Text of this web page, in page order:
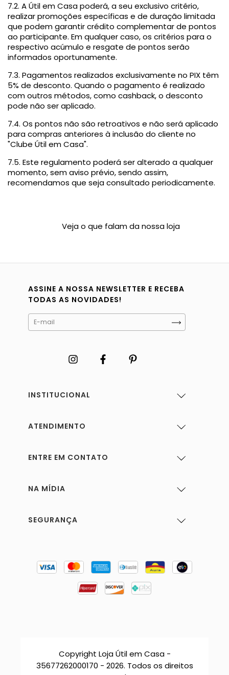
7.2. A Útil em Casa poderá, a seu exclusivo critério,
realizar promoções específicas e de duração limitada
que podem garantir crédito complementar de pontos
ao participante. Em qualquer caso, os critérios para o
respectivo acúmulo e resgate de pontos serão
informados oportunamente.
7.3. Pagamentos realizados exclusivamente no PIX têm
5% de desconto. Quando o pagamento é realizado
com outros métodos, como cashback, o desconto
pode não ser aplicado.
7.4. Os pontos não são retroativos e não será aplicado
para compras anteriores à inclusão do cliente no
"Clube Útil em Casa".
7.5. Este regulamento poderá ser alterado a qualquer
momento, sem aviso prévio, sendo assim,
recomendamos que seja consultado periodicamente.
Veja o que falam da nossa loja
ASSINE A NOSSA NEWSLETTER E RECEBA
TODAS AS NOVIDADES!
INSTITUCIONAL
ATENDIMENTO
ENTRE EM CONTATO
NA MÍDIA
SEGURANÇA
Copyright Loja Útil em Casa -
35677262000170 - 2026. Todos os direitos